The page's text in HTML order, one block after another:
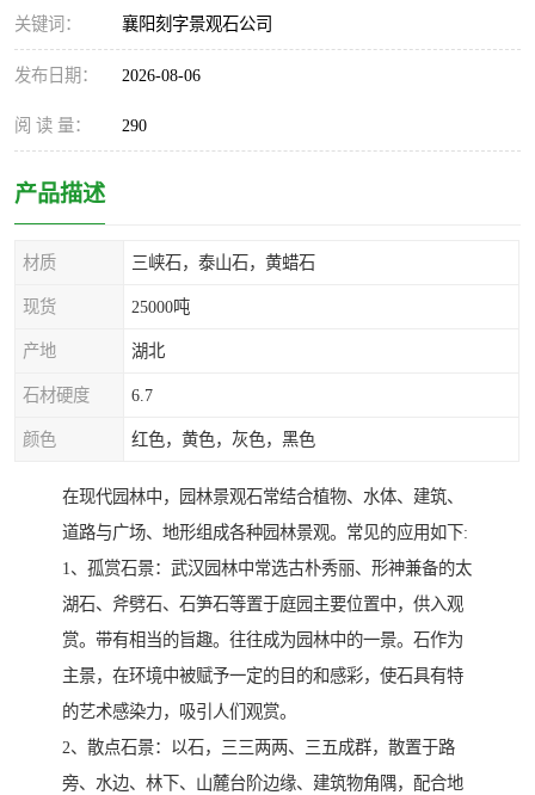
关键词： 襄阳刻字景观石公司
发布日期： 2026-08-06
阅 读 量： 290
产品描述
材质 三峡石，泰山石，黄蜡石
现货 25000吨
产地 湖北
石材硬度 6.7
颜色 红色，黄色，灰色，黑色
在现代园林中，园林景观石常结合植物、水体、建筑、
道路与广场、地形组成各种园林景观。常见的应用如下:
1、孤赏石景：武汉园林中常选古朴秀丽、形神兼备的太
湖石、斧劈石、石笋石等置于庭园主要位置中，供入观
赏。带有相当的旨趣。往往成为园林中的一景。石作为
主景，在环境中被赋予一定的目的和感彩，使石具有特
的艺术感染力，吸引人们观赏。
2、散点石景：以石，三三两两、三五成群，散置于路
旁、水边、林下、山麓台阶边缘、建筑物角隅，配合地